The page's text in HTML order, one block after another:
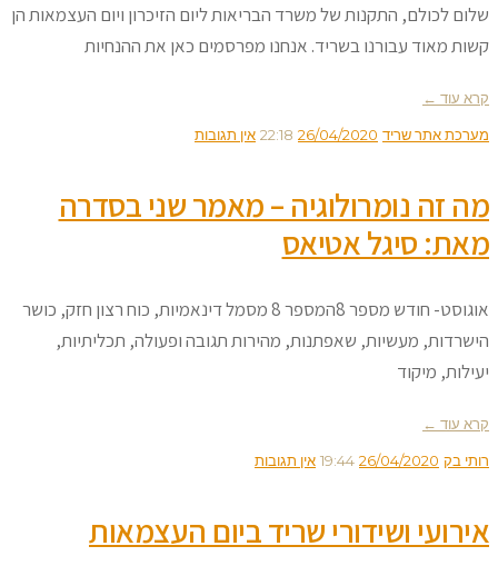
שלום לכולם, התקנות של משרד הבריאות ליום הזיכרון ויום העצמאות הן
קשות מאוד עבורנו בשריד. אנחנו מפרסמים כאן את ההנחיות
קרא עוד ←
מערכת אתר שריד 26/04/2020
22:18 אין תגובות
מה זה נומרולוגיה – מאמר שני בסדרה
מאת: סיגל אטיאס
אוגוסט- חודש מספר 8המספר 8 מסמל דינאמיות, כוח רצון חזק, כושר
הישרדות, מעשיות, שאפתנות, מהירות תגובה ופעולה, תכליתיות,
יעילות, מיקוד
קרא עוד ←
רותי בק 26/04/2020
19:44 אין תגובות
אירועי ושידורי שריד ביום העצמאות